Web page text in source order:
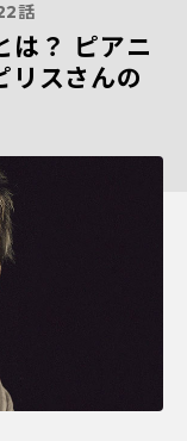
話
は？ ピアニ
リスさんの